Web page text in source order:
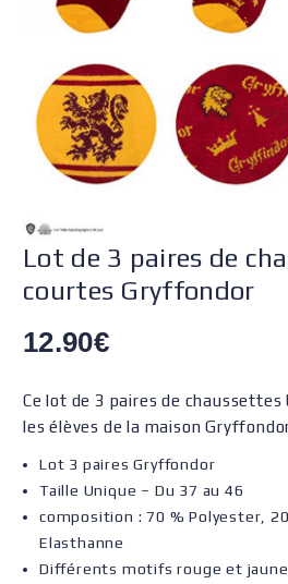
Lot de 3 paires de
courtes Gryffondor
12.90€
Ce lot de 3 paires de
les élèves de la maison
Lot 3 paires Gryffondor
Taille Unique – Du 37 au 46
composition : 70 % Polyester,
Elasthanne
Différents motifs rouge et jaune